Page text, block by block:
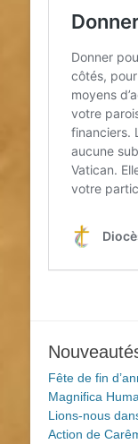
Fête de fin
Magnifica
Lions-nous
Action de